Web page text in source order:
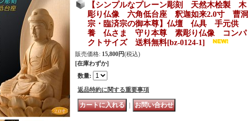
【シンプルなプレーン彫刻 天然木桧製 木
彫り仏像 六角低台座 釈迦如来2.0寸 曹洞
宗・臨済宗の御本尊】仏壇 仏具 手元供
養 仏さま 守り本尊 素彫り仏像 コンパ
クトサイズ 送料無料[bz-0124-1]
販売価格: 15,800円(税込)
[在庫わずか]
数量:
返品特約に関する重要事項